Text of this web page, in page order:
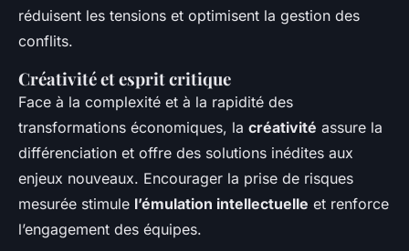
réduisent les tensions et optimisent la gestion des
conflits.
Créativité et esprit critique
Face à la complexité et à la rapidité des
transformations économiques, la créativité assure la
différenciation et offre des solutions inédites aux
enjeux nouveaux. Encourager la prise de risques
mesurée stimule l’émulation intellectuelle et renforce
l’engagement des équipes.